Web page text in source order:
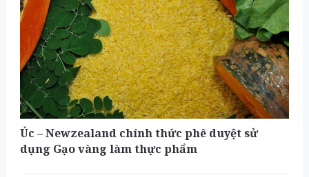
Úc – Newzealand chính thức phê duyệt sử
dụng Gạo vàng làm thực phẩm